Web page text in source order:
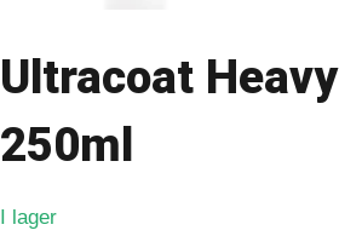
Ultracoat
250ml
I lager